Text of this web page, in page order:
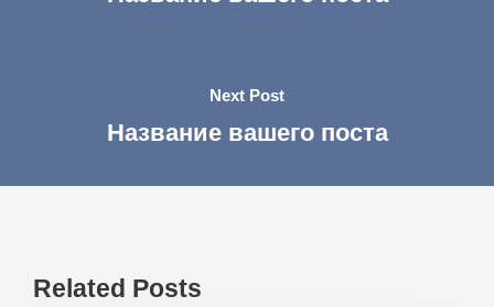
Next Post
Название вашего поста
Related Posts